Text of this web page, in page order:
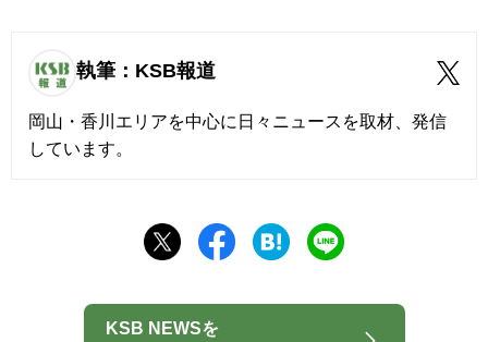
執筆：KSB報道
岡山・香川エリアを中心に日々ニュースを取材、発信
しています。
KSB NEWSを